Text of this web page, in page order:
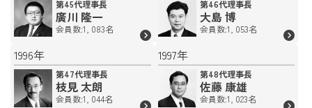
第45代理事長
廣川 隆一
会員数:1, 083名
第46代理事長
大島 博
会員数:1, 053名
1996年
第47代理事長
枝見 太朗
会員数:1, 044名
1997年
第48代理事長
佐藤 康雄
会員数:1, 023名